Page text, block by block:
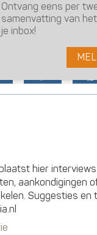
hier
aankondigingen
Suggesties en
Ontvang eens per
samenvatting van
je inbox!